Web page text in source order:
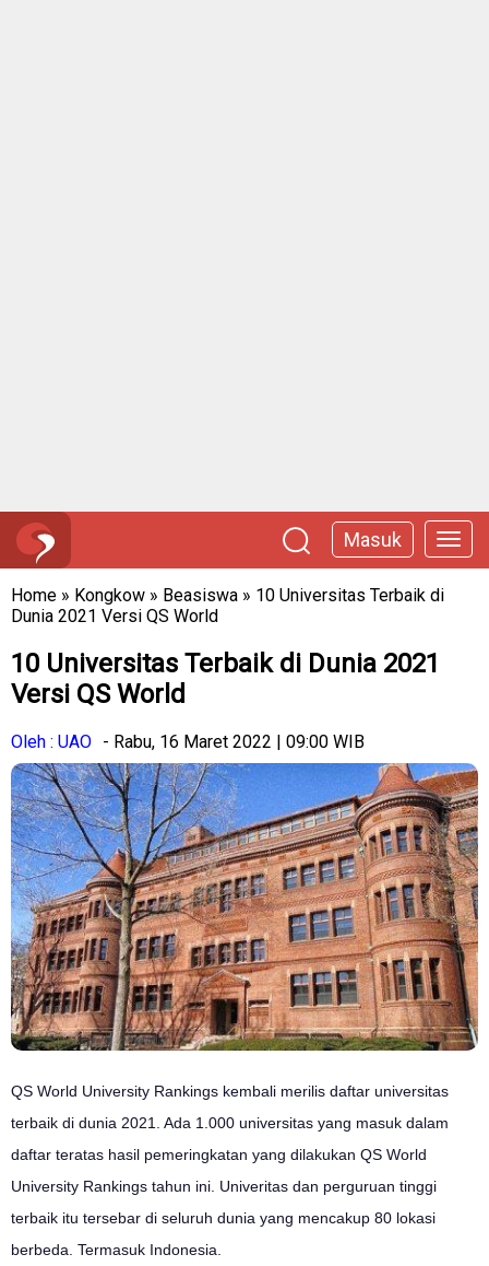
Masuk
Home » Kongkow » Beasiswa » 10 Universitas Terbaik di
Dunia 2021 Versi QS World
10 Universitas Terbaik di Dunia 2021
Versi QS World
Oleh : UAO - Rabu, 16 Maret 2022 | 09:00 WIB
QS World University Rankings kembali merilis daftar universitas
terbaik di dunia 2021. Ada 1.000 universitas yang masuk dalam
daftar teratas hasil pemeringkatan yang dilakukan QS World
University Rankings tahun ini. Univeritas dan perguruan tinggi
terbaik itu tersebar di seluruh dunia yang mencakup 80 lokasi
berbeda. Termasuk Indonesia.